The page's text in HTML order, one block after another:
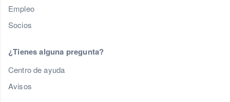
Empleo
Socios
¿Tienes alguna pregunta?
Centro de ayuda
Avisos